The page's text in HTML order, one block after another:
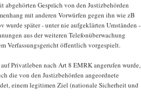
abgehörten Gespräch von den Justizbehörden
mit anderen Vorwürfen gegen ihn wie zB
wurde später - unter nie aufgeklärten Umständen -
aus der weiteren Telefonüberwachung
Verfassungsgericht öffentlich vorgespielt.
Privatleben nach Art 8 EMRK angerufen wurde,
die von den Justizbehörden angeordnete
einem legitimen Ziel (nationale Sicherheit und